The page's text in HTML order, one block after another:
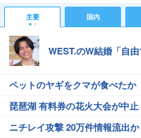
主要 国内
WEST.のW結婚「自由
ペットのヤギをクマが食べたか
琵琶湖 有料券の花火大会が中止
ニチレイ攻撃 20万件情報流出か